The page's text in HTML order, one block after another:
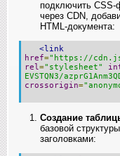
подключить
через CDN,
HTML-документа:
<link
href="https://
rel="stylesheet"
EVSTQN3/
crossorigin=
Создание
базовой
заголовками: